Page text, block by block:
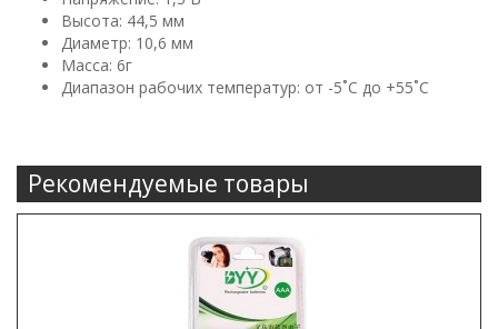
Высота: 44,5 мм
Диаметр: 10,6 мм
Масса: 6г
Диапазон рабочих температур: от -5˚С до +55˚С
Рекомендуемые товары